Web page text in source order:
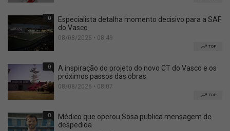
0
Especialista detalha momento decisivo para a SAF
do Vasco
08/08/2026 • 08:49
TOP
0
A inspiração do projeto do novo CT do Vasco e os
próximos passos das obras
08/08/2026 • 08:07
TOP
0
Médico que operou Sosa publica mensagem de
despedida